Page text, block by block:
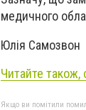
медичного
Юлія Самозвон
Читайте також,
Якщо ви помітили